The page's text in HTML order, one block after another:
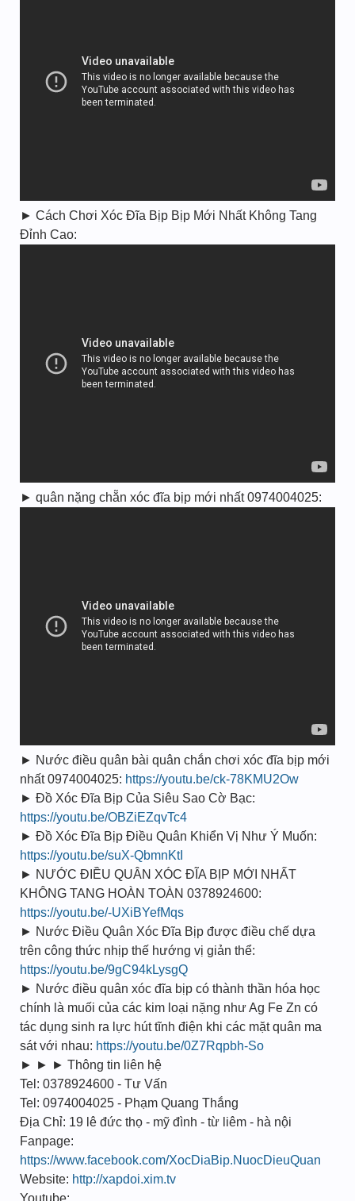
► Cách Chơi Xóc Đĩa Bịp Bịp Mới Nhất Không Tang
Đỉnh Cao:
► quân nặng chẵn xóc đĩa bịp mới nhất 0974004025:
► Nước điều quân bài quân chắn chơi xóc đĩa bịp mới
nhất 0974004025: https://youtu.be/ck-78KMU2Ow
► Đồ Xóc Đĩa Bịp Của Siêu Sao Cờ Bạc:
https://youtu.be/OBZiEZqvTc4
► Đồ Xóc Đĩa Bịp Điều Quân Khiển Vị Như Ý Muốn:
https://youtu.be/suX-QbmnKtI
► NƯỚC ĐIỀU QUÂN XÓC ĐĨA BỊP MỚI NHẤT
KHÔNG TANG HOÀN TOÀN 0378924600:
https://youtu.be/-UXiBYefMqs
► Nước Điều Quân Xóc Đĩa Bịp được điều chế dựa
trên công thức nhịp thế hướng vị giản thể:
https://youtu.be/9gC94kLysgQ
► Nước điều quân xóc đĩa bịp có thành thần hóa học
chính là muối của các kim loại nặng như Ag Fe Zn có
tác dụng sinh ra lực hút tĩnh điện khi các mặt quân ma
sát với nhau: https://youtu.be/0Z7Rqpbh-So
► ► ► Thông tin liên hệ
Tel: 0378924600 - Tư Vấn
Tel: 0974004025 - Phạm Quang Thắng
Địa Chỉ: 19 lê đức thọ - mỹ đình - từ liêm - hà nội
Fanpage:
https://www.facebook.com/XocDiaBip.NuocDieuQuan
Website: http://xapdoi.xim.tv
Youtube: